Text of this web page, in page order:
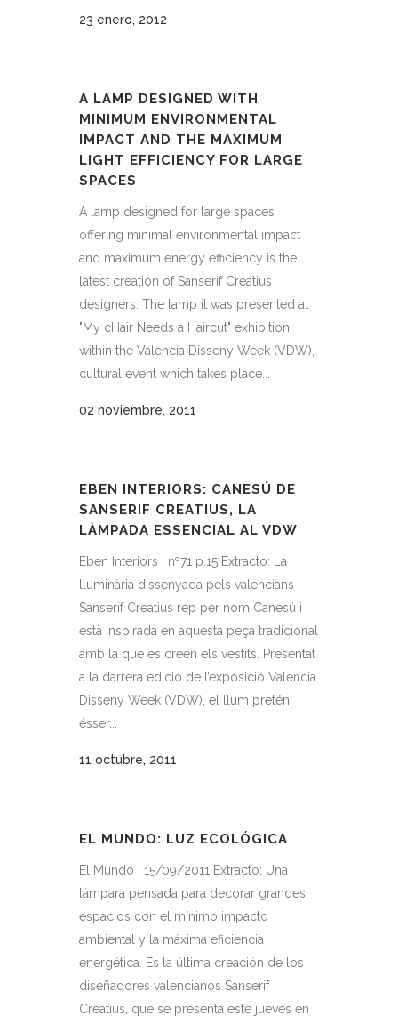
23 enero, 2012
A LAMP DESIGNED WITH
MINIMUM ENVIRONMENTAL
IMPACT AND THE MAXIMUM
LIGHT EFFICIENCY FOR LARGE
SPACES
A lamp designed for large spaces
offering minimal environmental impact
and maximum energy efficiency is the
latest creation of Sanserif Creatius
designers. The lamp it was presented at
"My cHair Needs a Haircut" exhibition,
within the Valencia Disseny Week (VDW),
cultural event which takes place...
02 noviembre, 2011
EBEN INTERIORS: CANESÚ DE
SANSERIF CREATIUS, LA
LÀMPADA ESSENCIAL AL VDW
Eben Interiors · nº71 p.15 Extracto: La
lluminària dissenyada pels valencians
Sanserif Creatius rep per nom Canesú i
està inspirada en aquesta peça tradicional
amb la que es creen els vestits. Presentat
a la darrera edició de l’exposició Valencia
Disseny Week (VDW), el llum pretén
ésser...
11 octubre, 2011
EL MUNDO: LUZ ECOLÓGICA
El Mundo · 15/09/2011 Extracto: Una
lámpara pensada para decorar grandes
espacios con el mínimo impacto
ambiental y la máxima eficiencia
energética. Es la última creación de los
diseñadores valencianos Sanserif
Creatius, que se presenta este jueves en